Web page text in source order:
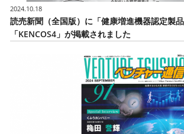
2024.10.18
読売新聞（全国版）に「健康増進機器認定製
「KENCOS4」が掲載されました